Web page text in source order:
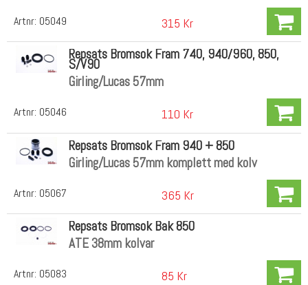
Artnr: 05049 315 Kr
Artnr: 05046
Repsats Bromsok Fram 740, 940/960, 850,
S/V90
Girling/Lucas 57mm
110 Kr
Artnr: 05067
Repsats Bromsok Fram 940 + 850
Girling/Lucas 57mm komplett med kolv
365 Kr
Artnr: 05083
Repsats Bromsok Bak 850
ATE 38mm kolvar
85 Kr